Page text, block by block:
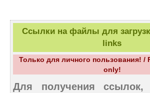
Ссылки на файлы для
links
Только для личного пользования! /
only!
Для получения ссылок,